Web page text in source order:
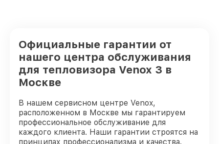
Официальные гарантии от
нашего центра обслуживания
для тепловизора Venox 3 в
Москве
В нашем сервисном центре Venox,
расположенном в Москве мы гарантируем
профессиональное обслуживание для
каждого клиента. Наши гарантии строятся на
принципах профессионализма и качества.